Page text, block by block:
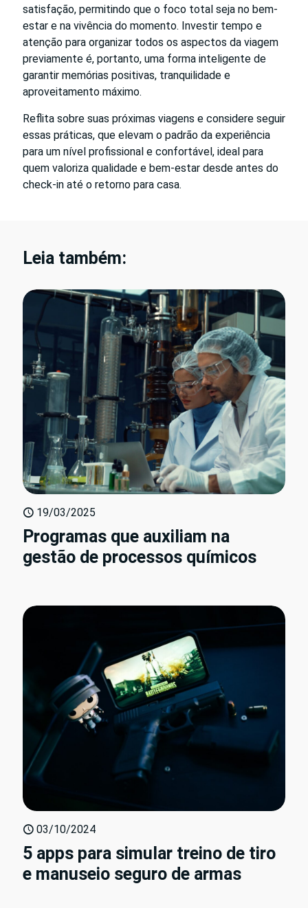
satisfação, permitindo que o foco total seja no bem-
estar e na vivência do momento. Investir tempo e
atenção para organizar todos os aspectos da viagem
previamente é, portanto, uma forma inteligente de
garantir memórias positivas, tranquilidade e
aproveitamento máximo.
Reflita sobre suas próximas viagens e considere seguir
essas práticas, que elevam o padrão da experiência
para um nível profissional e confortável, ideal para
quem valoriza qualidade e bem-estar desde antes do
check-in até o retorno para casa.
Leia também:
19/03/2025
Programas que auxiliam na
gestão de processos químicos
03/10/2024
5 apps para simular treino de tiro
e manuseio seguro de armas